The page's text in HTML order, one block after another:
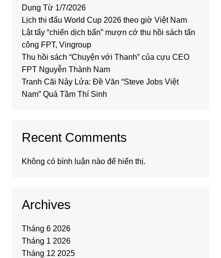
Dụng Từ 1/7/2026
Lịch thi đấu World Cup 2026 theo giờ Việt Nam
Lật tẩy “chiến dịch bẩn” mượn cớ thu hồi sách tấn
công FPT, Vingroup
Thu hồi sách “Chuyện với Thanh” của cựu CEO
FPT Nguyễn Thành Nam
Tranh Cãi Nảy Lửa: Đề Văn “Steve Jobs Việt
Nam” Quá Tầm Thí Sinh
Recent Comments
Không có bình luận nào để hiển thị.
Archives
Tháng 6 2026
Tháng 1 2026
Tháng 12 2025